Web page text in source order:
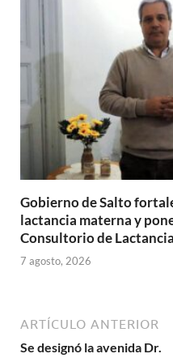
Gobierno de Salto
lactancia materna y
Consultorio de Lactancia
7 agosto, 2026
ARTÍCULO ANTERIOR
Se designó la avenida Dr.